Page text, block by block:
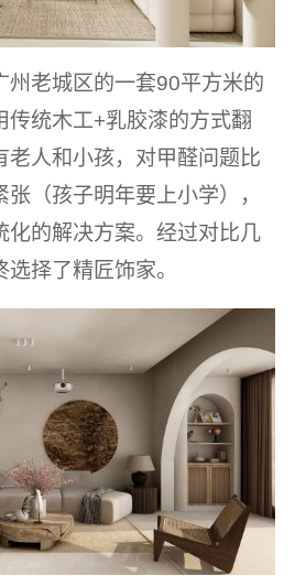
州老城区的一套90平方米的
传统木工+乳胶漆的方式翻
老人和小孩，对甲醛问题比
（孩子明年要上小学），
化的解决方案。经过对比几
择了精匠饰家。